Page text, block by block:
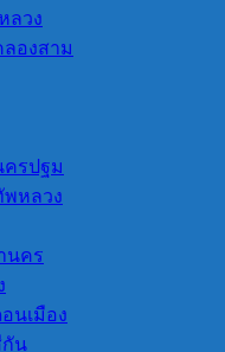
ลวง
องสาม
ครปฐม
พหลวง
นคร
นเมือง
กัน